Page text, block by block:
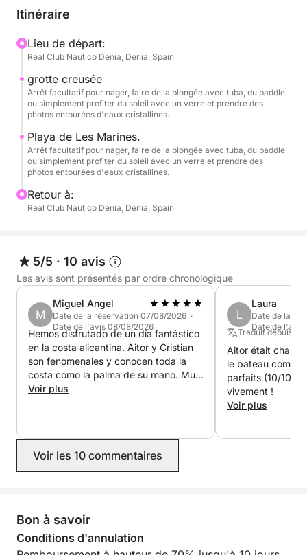
// 1 paddle inclus.
// Équipement de plongée avec tuba pour 6
personnes inclus.
Si vous recherchez une expérience authentique en
mer, loin des plages bondées et avec un accès
Blanca, ce bateau moderne et flambant neuf est fait
pour vous !
Équipé d'un puissant moteur hors-bord Suzuki 4
temps de 175 ch. Propulsé par un moteur à essence
car son faible tirant d'eau vous permet d'explorer de
près les eaux cristallines et peu profondes de la
région, de vous aventurer dans des grottes marines
cachées et d'admirer des falaises à couper le souffle
offrant des vues imprenables depuis la mer.
••ÉQUIPEMENTS ET CONFORT À BORD••
•Sondeur/GPS/traceur Lowrance® Hook Reveal 9
•T-top en acier inoxydable offrant 3 m² d'ombre.
•Système audio Sony Marine® avec connectivité
•Nouveau revêtement souple à motif losanges avec
Itinéraire
Lieu de départ:
Real Club Nautico Denia, Dénia, Spain
grotte creusée
Arrêt facultatif pour nager, faire de la plongée avec tuba, du paddle
ou simplement profiter du soleil avec un verre et prendre des
photos entourées d'eaux cristallines.
Playa de Les Marines.
Arrêt facultatif pour nager, faire de la plongée avec tuba, du paddle
ou simplement profiter du soleil avec un verre et prendre des
photos entourées d'eaux cristallines.
Retour à:
Real Club Nautico Denia, Dénia, Spain
5/5 · 10 avis
Les avis sont présentés par ordre chronologique
M
Miguel Angel
Date de la réservation 07/08/2026 ·
Date de l'avis 08/08/2026
Hemos disfrutado de un día fantástico
en la costa alicantina. Aitor y Cristian
son fenomenales y conocen toda la
costa como la palma de su mano. Muy
recomendable!!
Voir plus
L
Laura
Date de la
Date de
Traduit depuis :
Aitor était
le bateau
parfaits (10/10).
vivement !
Voir plus
Voir les 10 commentaires
Bon à savoir
Conditions d'annulation